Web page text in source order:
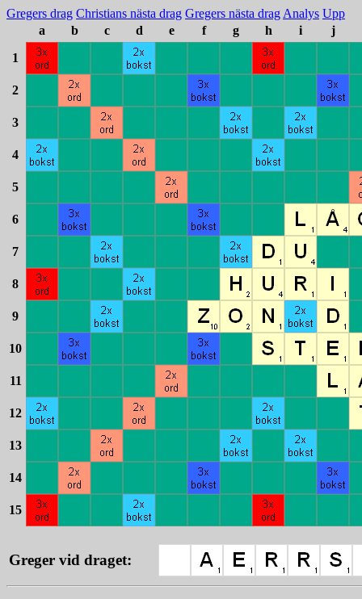
Gregers drag Christians nästa drag Gregers nästa drag Analys Upp
a
b c d e f g h i j
1
2
3
4
5
6
7
8
9
10
11
12
13
14
15
Greger vid draget: